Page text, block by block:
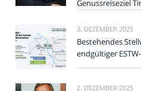
Genussreiseziel
3. DEZEMBER 2025
Bestehendes
endgültiger
2. DEZEMBER 2025